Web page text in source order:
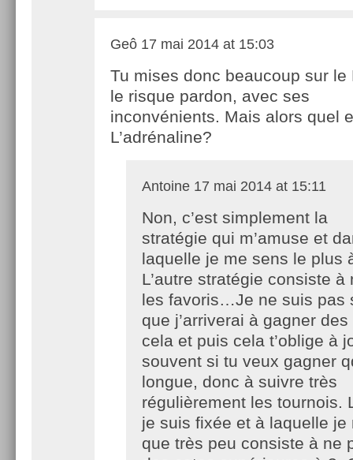
Geô 17 mai 2014 at 15:03
Tu mises donc beaucoup sur le
le risque pardon, avec ses
inconvénients. Mais alors quel
L’adrénaline?
Antoine 17 mai 2014 at 15:11
Non, c’est simplement la
stratégie qui m’amuse et
laquelle je me sens le plus
L’autre stratégie consiste à
les favoris…Je ne suis pas
que j’arriverai à gagner
cela et puis cela t’oblige à
souvent si tu veux gagner
longue, donc à suivre très
régulièrement les tournois.
je suis fixée et à laquelle je
que très peu consiste à ne